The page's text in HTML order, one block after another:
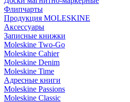
Флипчарты
Продукция MOLESKINE
Аксессуары
Записные книжки
Moleskine Two-Go
Moleskine Cahier
Moleskine Denim
Moleskine Time
Адресные книги
Moleskine Passions
Moleskine Classic